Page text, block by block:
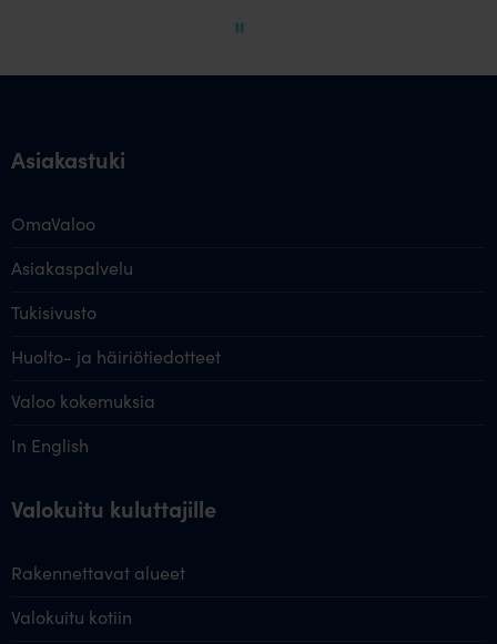
Asiakastuki
OmaValoo
Asiakaspalvelu
Tukisivusto
Huolto- ja häiriötiedotteet
Valoo kokemuksia
In English
Valokuitu kuluttajille
Rakennettavat alueet
Valokuitu kotiin